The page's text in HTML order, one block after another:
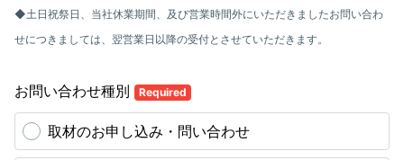
◆土日祝祭日、当社休業期間、及び営業時間外にいただきましたお問い合わ
せにつきましては、翌営業日以降の受付とさせていただきます。
お問い合わせ種別 Required
取材のお申し込み・問い合わせ